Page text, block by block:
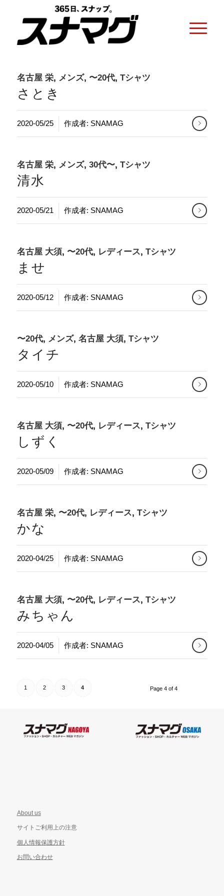
名古屋 栄, メンズ, 〜20代, Tシャツ
さとき
2020-05/25 作成者: SNAMAG
名古屋 栄, メンズ, 30代〜, Tシャツ
清水
2020-05/21 作成者: SNAMAG
名古屋 大須, 〜20代, レディース, Tシャツ
ませ
2020-05/12 作成者: SNAMAG
〜20代, メンズ, 名古屋 大須, Tシャツ
タイチ
2020-05/10 作成者: SNAMAG
名古屋 大須, 〜20代, レディース, Tシャツ
しずく
2020-05/09 作成者: SNAMAG
名古屋 栄, 〜20代, レディース, Tシャツ
かな
2020-04/25 作成者: SNAMAG
名古屋 大須, 〜20代, レディース, Tシャツ
みちゃん
2020-04/05 作成者: SNAMAG
Page 4 of 4
1 2 3 4
About us
サイトご利用上の注意
個人情報保護方針
お問い合わせ